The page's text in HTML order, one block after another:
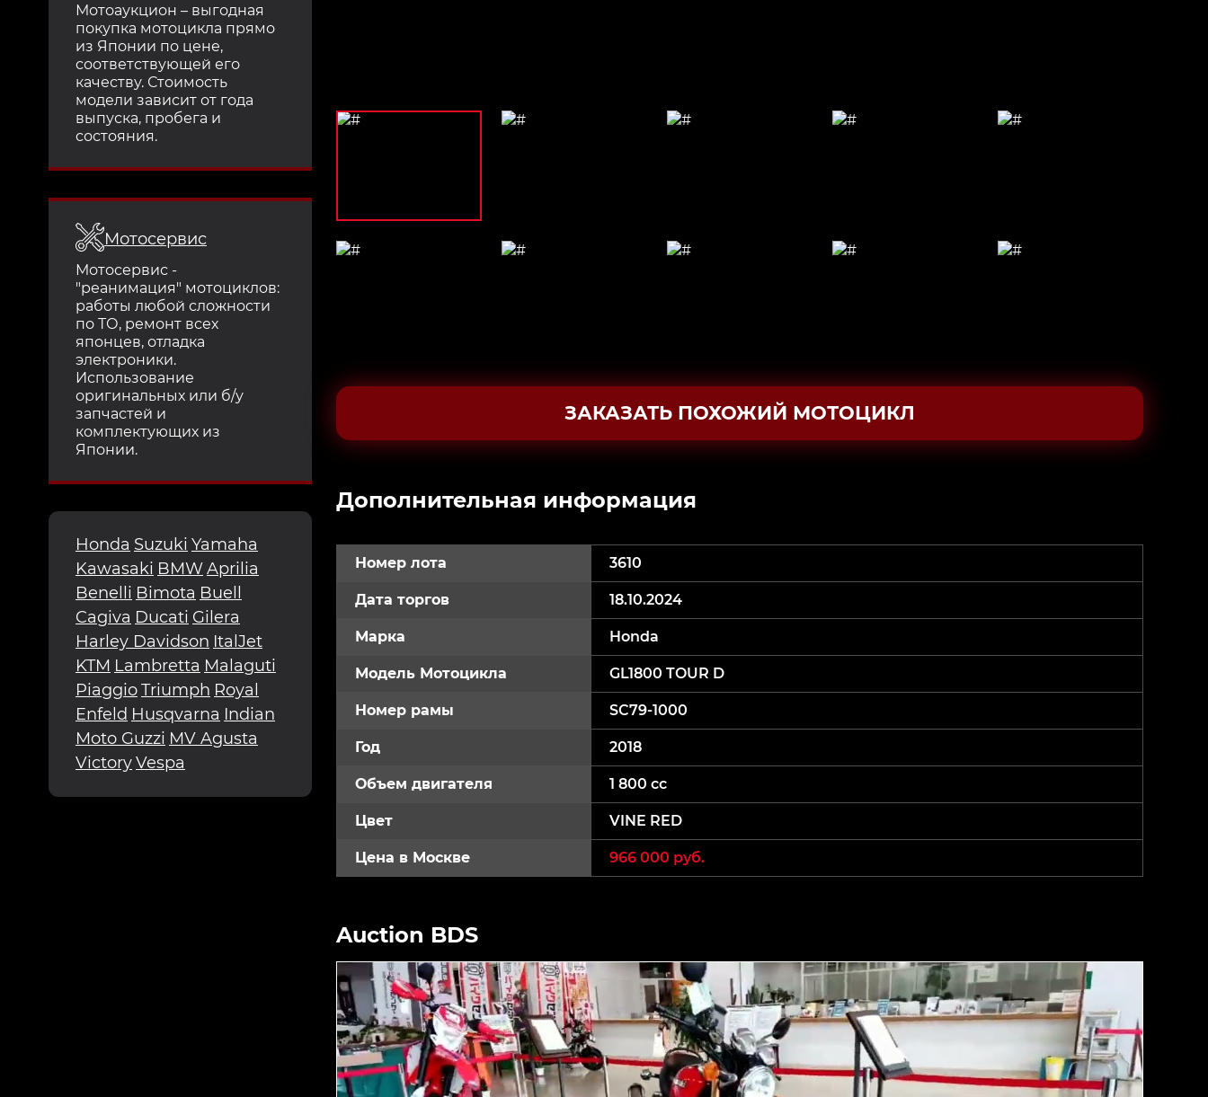
Мотоаукцион – выгодная
покупка мотоцикла прямо
из Японии по цене,
соответствующей его
качеству. Стоимость
модели зависит от года
выпуска, пробега и
состояния.
Мотосервис
Мотосервис -
"реанимация" мотоциклов:
работы любой сложности
по ТО, ремонт всех
японцев, отладка
электроники.
Использование
оригинальных или б/у
запчастей и
комплектующих из
Японии.
Honda Suzuki Yamaha
Kawasaki BMWAprilia
Benelli Bimota Buell
Cagiva Ducati Gilera
Harley Davidson ItalJet
KTM Lambretta Malaguti
PiaggioTriumph Royal
Enfeld Husqvarna Indian
Moto Guzzi MV Agusta
VictoryVespa
ЗАКАЗАТЬ ПОХОЖИЙ МОТОЦИКЛ
Дополнительная информация
Номер лота 3610
Дата торгов 18.10.2024
Марка Honda
Модель Мотоцикла GL1800 TOUR D
Номер рамы SC79-1000
Год 2018
Объем двигателя 1 800 cc
Цвет VINE RED
Цена в Москве 966 000 руб.
Auction BDS